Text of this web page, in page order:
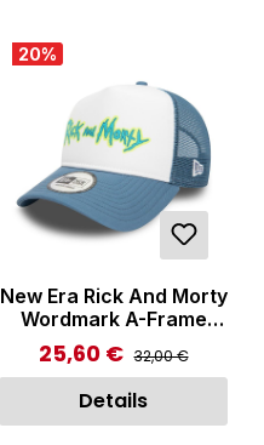
20%
New Era Rick And Morty
Wordmark A-Frame
Trucker Cap Blue
Verkaufspreis:
25,60 € Regulärer Preis:
32,00 €
Details